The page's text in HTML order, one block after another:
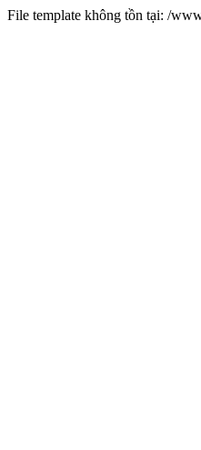
File template không tồn tại: /